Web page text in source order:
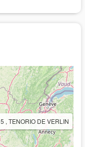
, TENORIO DE VERLIN